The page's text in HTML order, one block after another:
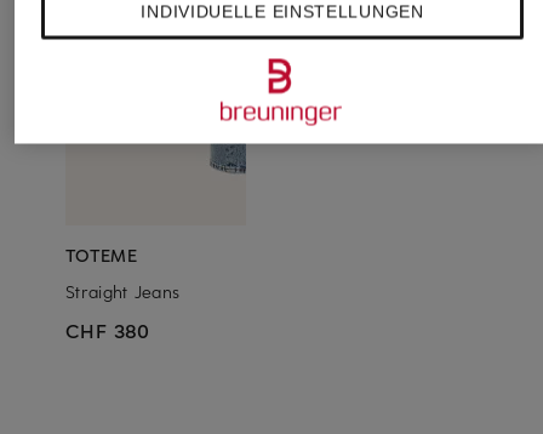
TOTEME
Straight Jeans
CHF 380
INDIVIDUELLE EINSTELLUNGEN